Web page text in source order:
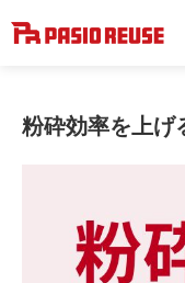
粉砕効率を上げ